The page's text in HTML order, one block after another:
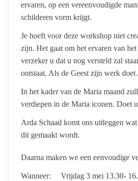
ervaren, op een vereenvoudigde
schilderen vorm krijgt.
Je hoeft voor deze workshop niet
zijn. Het gaat om het ervaren van
verzeker u dat u nog versteld zal
ontstaat. Als de Geest zijn werk
In het kader van de Maria maand
verdiepen in de Maria iconen. Doet
Arda Schaad komt ons uitleggen
dit gemaakt wordt.
Daarna maken we een eenvoudige
Wanneer: Vrijdag 3 mei 13.30-